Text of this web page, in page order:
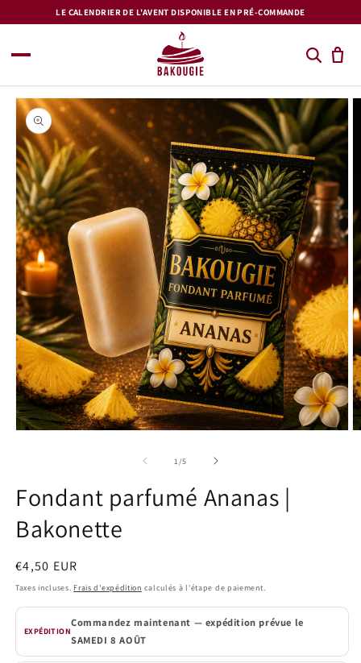
passerLE CALENDRIER DE L'AVENT DISPONIBLE EN PRÉ-COMMANDE
Passer aux
informations
produits
une
fenêtre
modale
1 /de
5
Fondant parfumé Ananas |
Bakonette
Prix
habituel
€4,50 EUR
Taxes incluses. Frais d'expédition calculés à l'étape de paiement.
EXPÉDITION
Commandez maintenant — expédition prévue le
SAMEDI 8 AOÛT